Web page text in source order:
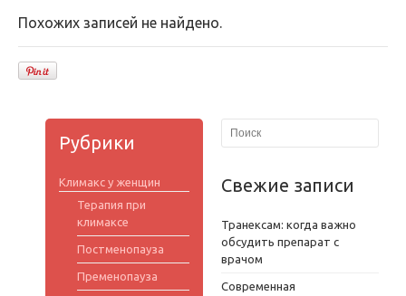
Похожих записей не найдено.
Рубрики
Климакс у женщин
Терапия при
климаксе
Постменопауза
Пременопауза
Свежие записи
Транексам: когда важно
обсудить препарат с
врачом
Современная